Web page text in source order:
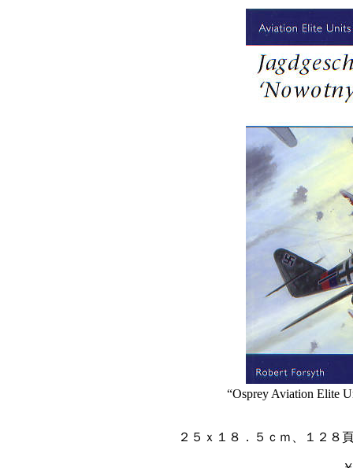
“Osprey Aviation Elite
２５ｘ１８．５ｃｍ、１２８